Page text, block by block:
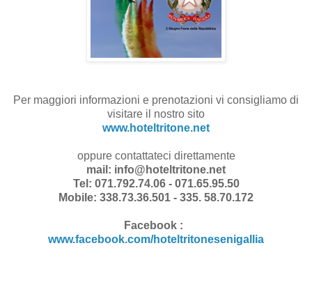
Per maggiori informazioni e prenotazioni vi consigliamo di
visitare il nostro sito
www.hoteltritone.net
oppure contattateci direttamente
mail: info@hoteltritone.net
Tel: 071.792.74.06 - 071.65.95.50
Mobile: 338.73.36.501 - 335. 58.70.172
Facebook :
www.facebook.com/hoteltritonesenigallia